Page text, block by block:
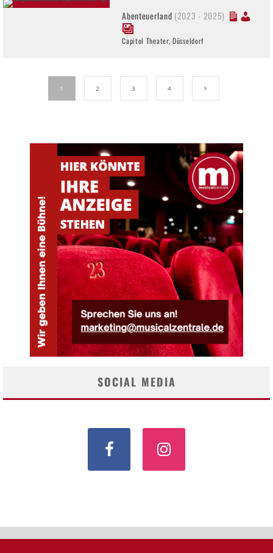
Abenteuerland (2023 - 2025)
Capitol Theater, Düsseldorf
1 2 3 4
SOCIAL MEDIA